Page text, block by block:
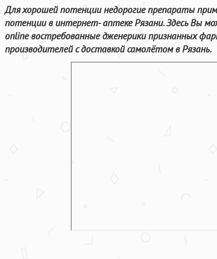
Для хорошей потенции недорогие препараты
потенции в интернет- аптеке Рязани. Здесь Вы
online востребованные дженерики признанных
производителей с доставкой самолётом в Рязань.